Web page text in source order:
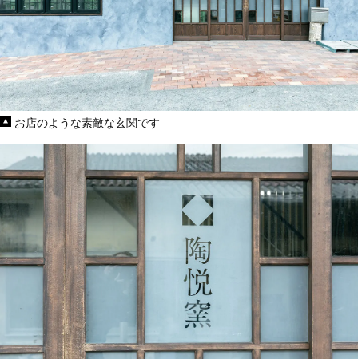
お店のような素敵な玄関です